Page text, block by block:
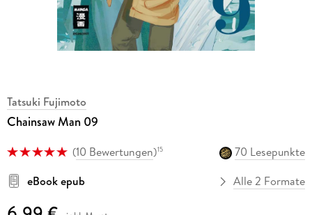
Tatsuki Fujimoto
Chainsaw Man 09
(10 Bewertungen)15
70 Lesepunkte
eBook epub
Alle 2 Formate